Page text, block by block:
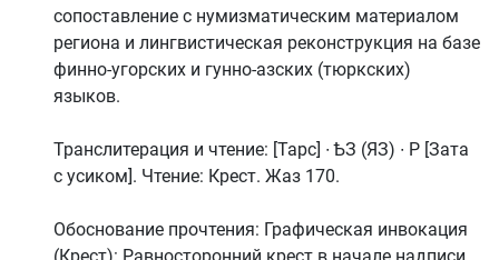
сопоставление с нумизматическим материалом
региона и лингвистическая реконструкция на базе
финно-угорских и гунно-азских (тюркских)
языков.
Транслитерация и чтение: [Тарс] ∙ ѢЗ (ЯЗ) ∙ Р [Зата
с усиком]. Чтение: Крест. Жаз 170.
Обоснование прочтения: Графическая инвокация